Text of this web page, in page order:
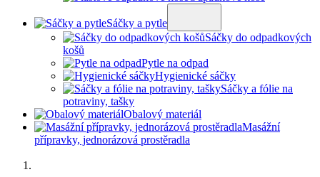
Sáčky a pytle
Sáčky do odpadkových
košů
Pytle na odpad
Hygienické sáčky
Sáčky a fólie na
potraviny, tašky
Obalový materiál
Masážní
přípravky, jednorázová prostěradla